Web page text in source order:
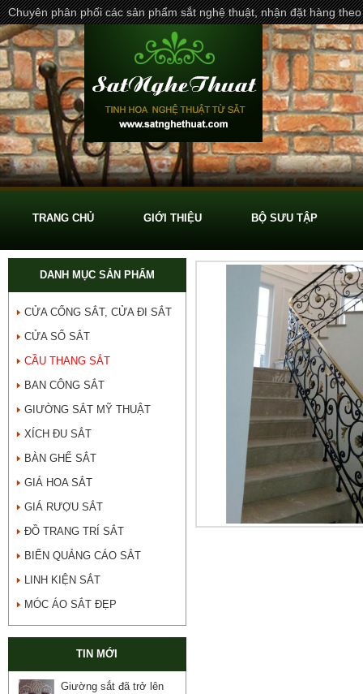
Chuyên phân phối các sản phẩm sắt nghệ thuật, nhận đặt hàng
TRANG CHỦ GIỚI THIỆU BỘ SƯU TẬP
DANH MỤC SẢN PHẨM
CỬA CỔNG SẮT, CỬA ĐI SẮT
CỬA SỔ SẮT
CẦU THANG SẮT
BAN CÔNG SẮT
GIƯỜNG SẮT MỸ THUẬT
XÍCH ĐU SẮT
BÀN GHẾ SẮT
GIÁ HOA SẮT
GIÁ RƯỢU SẮT
ĐỒ TRANG TRÍ SẮT
BIỂN QUẢNG CÁO SẮT
LINH KIỆN SẮT
MÓC ÁO SẮT ĐẸP
TIN MỚI
Giường sắt đã trở lên